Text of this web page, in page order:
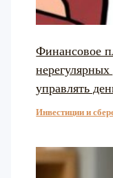
Финансовое
управлять
Инвестиции и